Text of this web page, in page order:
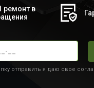
ремонт в
отправить я даю свое